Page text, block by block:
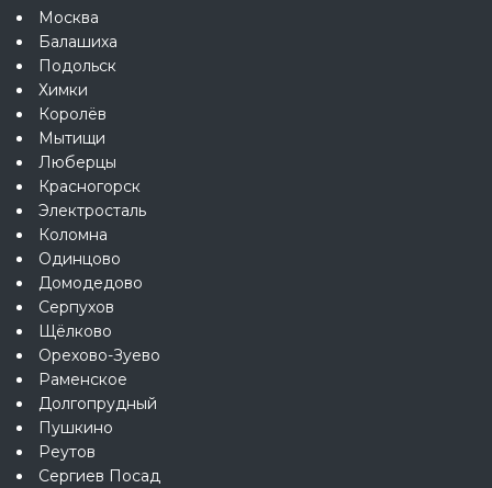
Москва
Балашиха
Подольск
Химки
Королёв
Мытищи
Люберцы
Красногорск
Электросталь
Коломна
Одинцово
Домодедово
Серпухов
Щёлково
Орехово-Зуево
Раменское
Долгопрудный
Пушкино
Реутов
Сергиев Посад